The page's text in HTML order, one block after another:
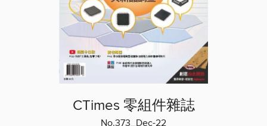
CTimes 零組件雜誌
No.373_Dec-22